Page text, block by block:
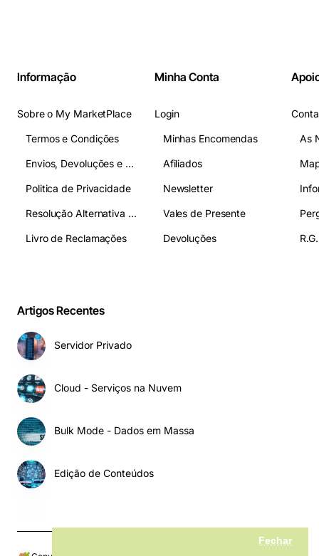
Fechar
Informação
Sobre o My MarketPlace
Termos e Condições
Envios, Devoluções e Pagamentos
Politica de Privacidade
Resolução Alternativa de Litígios
Livro de Reclamações
Minha Conta
Login
Minhas Encomendas
Afiliados
Newsletter
Vales de Presente
Devoluções
As
Artigos Recentes
Servidor Privado
Cloud - Serviços na Nuvem
Bulk Mode - Dados em Massa
Edição de Conteúdos